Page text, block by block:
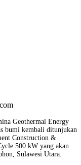
Geothermal Energy
bumi kembali ditunjukan
Construction &
500 kW yang akan
Sulawesi Utara.